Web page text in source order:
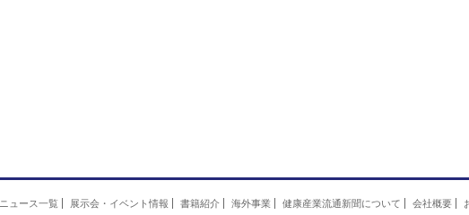
ニュース一覧 展示会・イベント情報 書籍紹介 海外事業 健康産業流通新聞について 会社概要